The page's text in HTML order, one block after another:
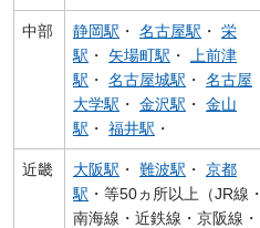
中部 静岡駅 ・ 名古屋駅 ・ 栄
駅 ・ 矢場町駅 ・
上前津
駅 ・ 名古屋城駅 ・ 名古屋
大学駅 ・ 金沢駅 ・ 金山
駅 ・ 福井駅 ・
近畿 大阪駅 ・ 難波駅 ・ 京都
駅 ・等50ヵ所以上（JR線・
南海線・近鉄線・京阪線・